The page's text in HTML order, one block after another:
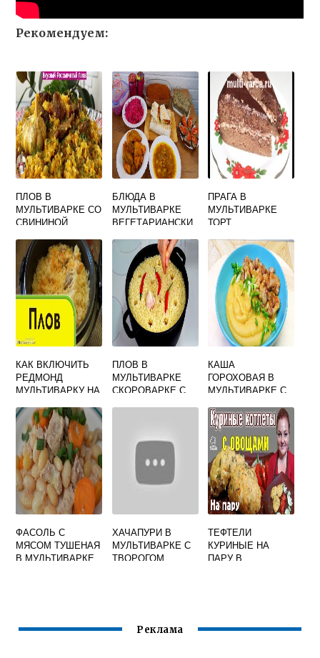
Рекомендуем:
ПЛОВ В
МУЛЬТИВАРКЕ СО
СВИНИНОЙ
РЕЦЕПТ ВИДЕО
БЛЮДА В
МУЛЬТИВАРКЕ
ВЕГЕТАРИАНСКИ
ПРАГА В
МУЛЬТИВАРКЕ
ТОРТ
КАК ВКЛЮЧИТЬ
РЕДМОНД
МУЛЬТИВАРКУ НА
ПЛОВ В
МУЛЬТИВАРКЕ
СКОРОВАРКЕ С
КАША
ГОРОХОВАЯ В
МУЛЬТИВАРКЕ С
ФАСОЛЬ С
МЯСОМ ТУШЕНАЯ
В МУЛЬТИВАРКЕ
ХАЧАПУРИ В
МУЛЬТИВАРКЕ С
ТВОРОГОМ
ТЕФТЕЛИ
КУРИНЫЕ НА
ПАРУ В
Реклама